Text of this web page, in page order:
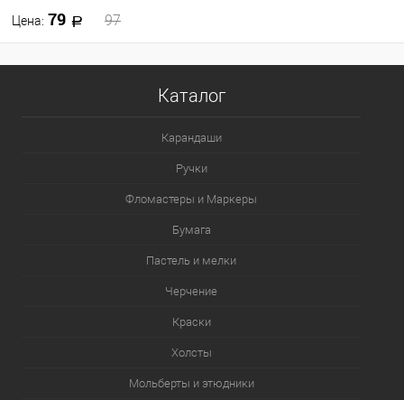
Цена: 79 97
Каталог
Карандаши
Ручки
Фломастеры и Маркеры
Бумага
Пастель и мелки
Черчение
Краски
Холсты
Мольберты и этюдники